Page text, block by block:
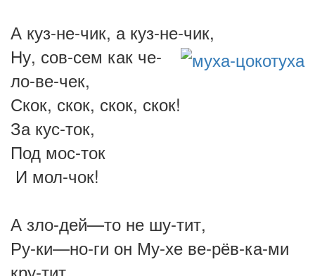
А куз-не-чик, а куз-не-чик,
Ну, сов-сем как че-
ло-ве-чек,
Скок, скок, скок, скок!
За кус-ток,
Под мос-ток
И мол-чок!
А зло-дей—то не шу-тит,
Ру-ки—но-ги он Му-хе ве-рёв-ка-ми